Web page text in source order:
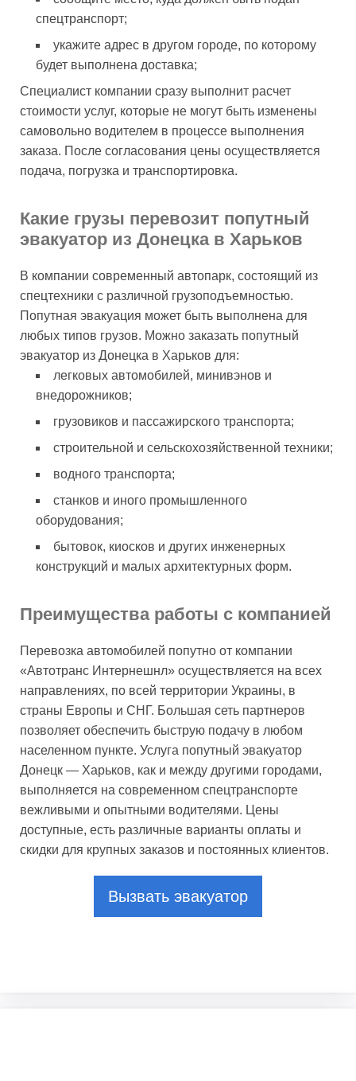
спецтранспорт;
укажите адрес в другом городе, по которому
будет выполнена доставка;
Специалист компании сразу выполнит расчет
стоимости услуг, которые не могут быть изменены
самовольно водителем в процессе выполнения
заказа. После согласования цены осуществляется
подача, погрузка и транспортировка.
Какие грузы перевозит попутный
эвакуатор из Донецка в Харьков
В компании современный автопарк, состоящий из
спецтехники с различной грузоподъемностью.
Попутная эвакуация может быть выполнена для
любых типов грузов. Можно заказать попутный
эвакуатор из Донецка в Харьков для:
легковых автомобилей, минивэнов и
внедорожников;
грузовиков и пассажирского транспорта;
строительной и сельскохозяйственной техники;
водного транспорта;
станков и иного промышленного
оборудования;
бытовок, киосков и других инженерных
конструкций и малых архитектурных форм.
Преимущества работы с компанией
Перевозка автомобилей попутно от компании
«Автотранс Интернешнл» осуществляется на всех
направлениях, по всей территории Украины, в
страны Европы и СНГ. Большая сеть партнеров
позволяет обеспечить быструю подачу в любом
населенном пункте. Услуга попутный эвакуатор
Донецк — Харьков, как и между другими городами,
выполняется на современном спецтранспорте
вежливыми и опытными водителями. Цены
доступные, есть различные варианты оплаты и
скидки для крупных заказов и постоянных клиентов.
Вызвать эвакуатор